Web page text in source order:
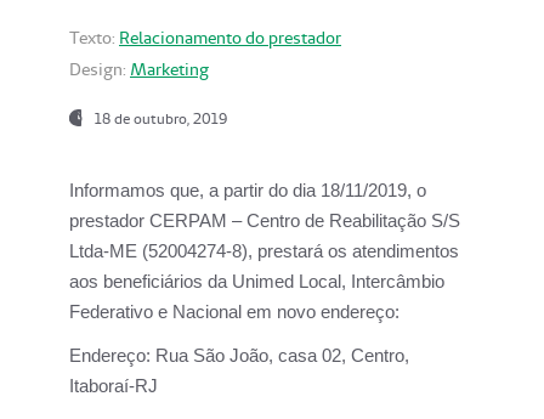
Texto: Relacionamento do prestador
Design: Marketing
18 de outubro, 2019
Informamos que, a partir do dia 18/11/2019, o
prestador CERPAM – Centro de Reabilitação S/S
Ltda-ME (52004274-8), prestará os atendimentos
aos beneficiários da Unimed Local, Intercâmbio
Federativo e Nacional em novo endereço:
Endereço: Rua São João, casa 02, Centro,
Itaboraí-RJ